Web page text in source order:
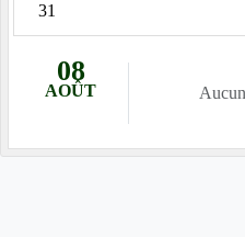
31
08
AOÛT